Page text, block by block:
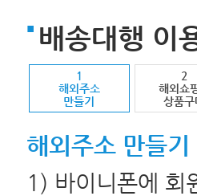
배송대행 이
1
해외주소
만들기
2
해외쇼
상품구
해외주소 만들기
1) 바이니폰에 회